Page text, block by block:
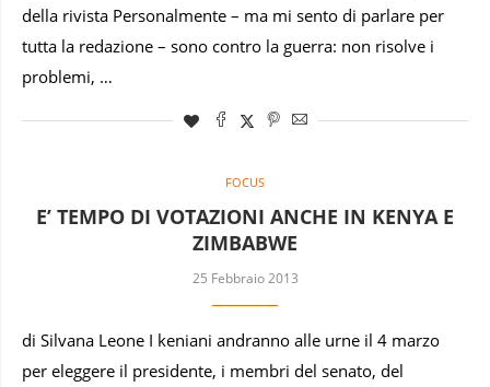
della rivista Personalmente – ma mi sento di parlare per
tutta la redazione – sono contro la guerra: non risolve i
problemi, …
FOCUS
E’ TEMPO DI VOTAZIONI ANCHE IN KENYA E
ZIMBABWE
25 Febbraio 2013
di Silvana Leone I keniani andranno alle urne il 4 marzo
per eleggere il presidente, i membri del senato, del